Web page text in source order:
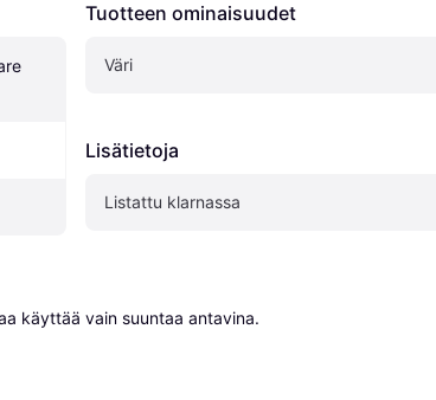
Tuotteen ominaisuudet
Väri
Lisätietoja
Listattu klarnassa
käyttää vain suuntaa antavina.